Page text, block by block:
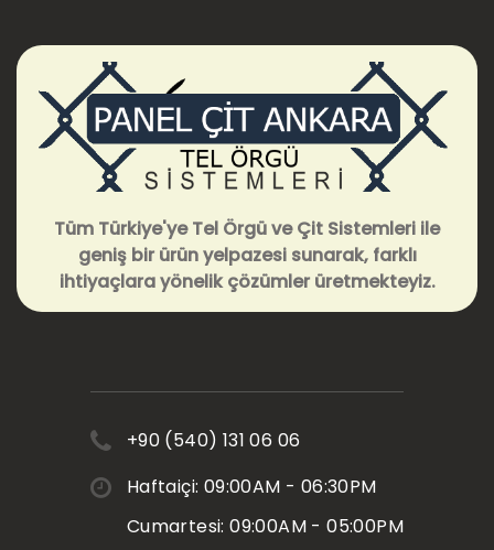
Tüm Türkiye'ye Tel Örgü ve Çit Sistemleri ile
geniş bir ürün yelpazesi sunarak, farklı
ihtiyaçlara yönelik çözümler üretmekteyiz.
+90 (540) 131 06 06
Haftaiçi: 09:00AM - 06:30PM
Cumartesi: 09:00AM - 05:00PM